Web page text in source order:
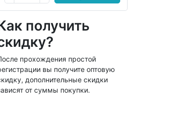
получить
прохождения простой
вы получите оптовую
дополнительные скидки
от суммы покупки.